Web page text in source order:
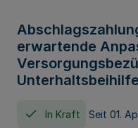
erwartende
In Kraft Seit 01.